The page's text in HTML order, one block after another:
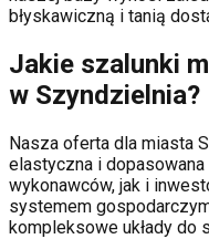
błyskawiczną i tanią
Jakie szalunki
w Szyndzielnia?
Nasza oferta dla miasta
elastyczna i
wykonawców, jak i
systemem
kompleksowe układy do